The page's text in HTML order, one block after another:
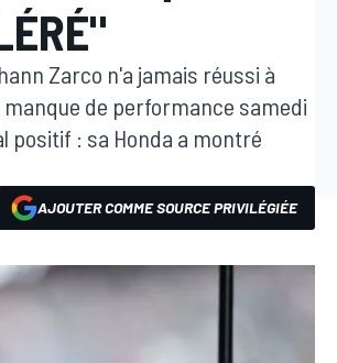
Zarco n'a jamais réussi à
de performance samedi
positif : sa Honda a montré
AJOUTER COMME SOURCE PRIVILÉGIÉE